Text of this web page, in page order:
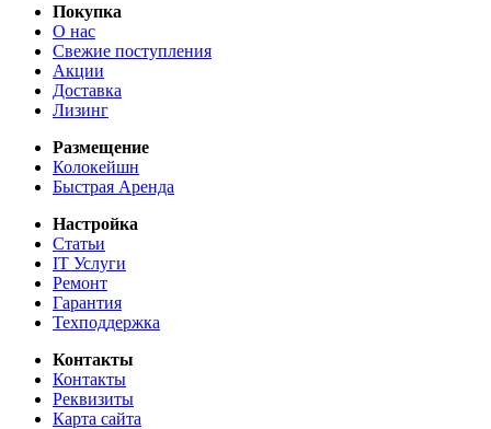
Покупка
О нас
Свежие поступления
Акции
Доставка
Лизинг
Размещение
Колокейшн
Быстрая Аренда
Настройка
Статьи
IT Услуги
Ремонт
Гарантия
Техподдержка
Контакты
Контакты
Реквизиты
Карта сайта